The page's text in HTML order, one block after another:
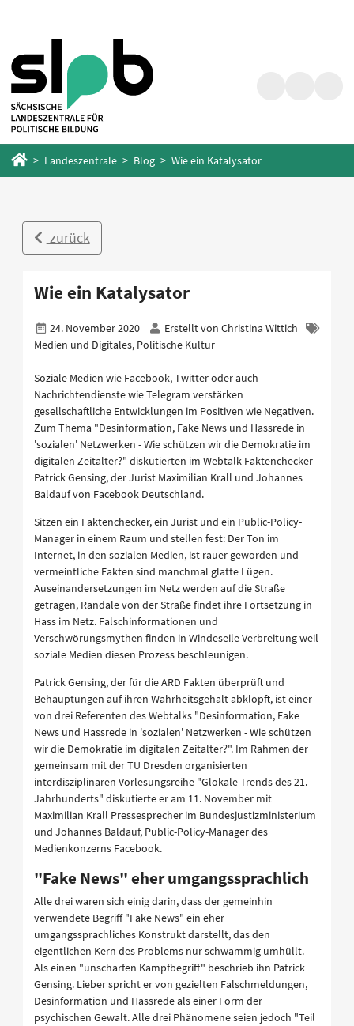
springen
springen
Startseite
Landeszentrale Blog Wie ein Katalysator
zurück
Wie ein Katalysator
24. November 2020 Erstellt von Christina Wittich
Medien und Digitales, Politische Kultur
Soziale Medien wie Facebook, Twitter oder auch
Nachrichtendienste wie Telegram verstärken
gesellschaftliche Entwicklungen im Positiven wie Negativen.
Zum Thema "Desinformation, Fake News und Hassrede in
'sozialen' Netzwerken - Wie schützen wir die Demokratie im
digitalen Zeitalter?" diskutierten im Webtalk Faktenchecker
Patrick Gensing, der Jurist Maximilian Krall und Johannes
Baldauf von Facebook Deutschland.
Sitzen ein Faktenchecker, ein Jurist und ein Public-Policy-
Manager in einem Raum und stellen fest: Der Ton im
Internet, in den sozialen Medien, ist rauer geworden und
vermeintliche Fakten sind manchmal glatte Lügen.
Auseinandersetzungen im Netz werden auf die Straße
getragen, Randale von der Straße findet ihre Fortsetzung in
Hass im Netz. Falschinformationen und
Verschwörungsmythen finden in Windeseile Verbreitung weil
soziale Medien diesen Prozess beschleunigen.
Patrick Gensing, der für die ARD Fakten überprüft und
Behauptungen auf ihren Wahrheitsgehalt abklopft, ist einer
von drei Referenten des Webtalks "Desinformation, Fake
News und Hassrede in 'sozialen' Netzwerken - Wie schützen
wir die Demokratie im digitalen Zeitalter?". Im Rahmen der
gemeinsam mit der TU Dresden organisierten
interdisziplinären Vorlesungsreihe "Glokale Trends des 21.
Jahrhunderts" diskutierte er am 11. November mit
Maximilian Krall Pressesprecher im Bundesjustizministerium
und Johannes Baldauf, Public-Policy-Manager des
Medienkonzerns Facebook.
"Fake News" eher umgangssprachlich
Alle drei waren sich einig darin, dass der gemeinhin
verwendete Begriff "Fake News" ein eher
umgangssprachliches Konstrukt darstellt, das den
eigentlichen Kern des Problems nur schwammig umhüllt.
Als einen "unscharfen Kampfbegriff" beschrieb ihn Patrick
Gensing. Lieber spricht er von gezielten Falschmeldungen,
Desinformation und Hassrede als einer Form der
psychischen Gewalt. Alle drei Phänomene seien jedoch "Teil